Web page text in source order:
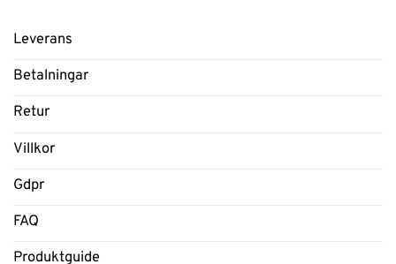
Leverans
Betalningar
Retur
Villkor
Gdpr
FAQ
Produktguide